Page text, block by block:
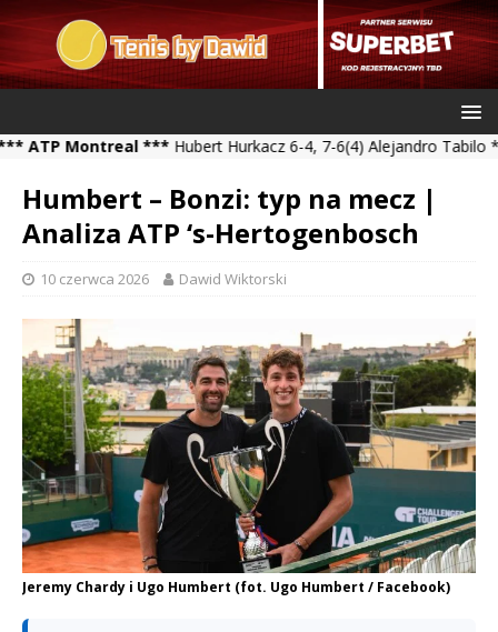
Montreal ***Hubert Hurkacz 6-4, 7-6(4) Alejandro Tabilo ***
Humbert – Bonzi: typ na mecz |
Analiza ATP ‘s-Hertogenbosch
10 czerwca 2026 Dawid Wiktorski
Jeremy Chardy i Ugo Humbert (fot. Ugo Humbert / Facebook)